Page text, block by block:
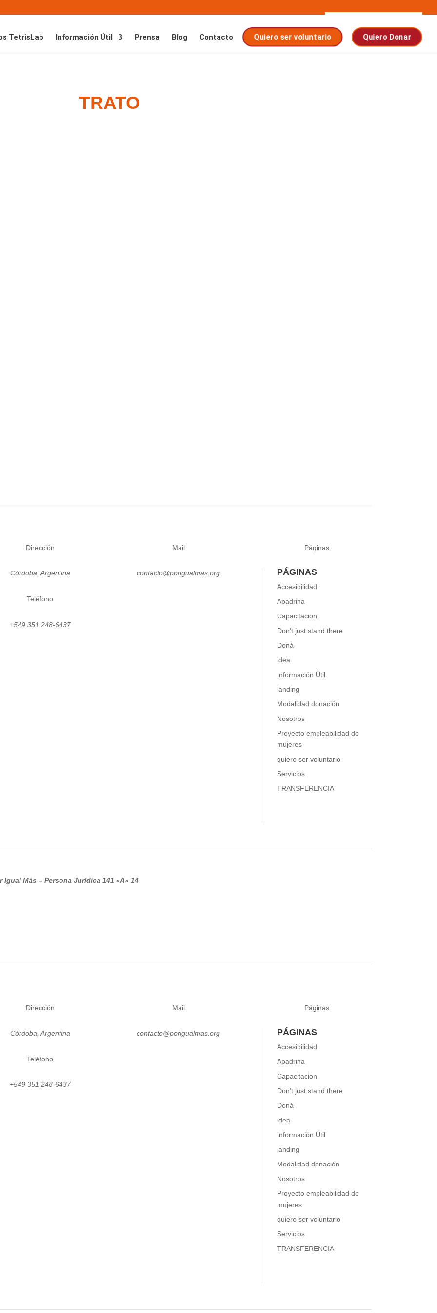
TetrisLab Información Útil Prensa Blog Contacto Quiero ser voluntario Quiero Donar
TRATO
Dirección
Córdoba, Argentina
Teléfono
+549 351 248-6437
Mail
contacto@porigualmas.org
Páginas
PÁGINAS
Accesibilidad
Apadrina
Capacitacion
Don’t just stand there
Doná
idea
Información Útil
landing
Modalidad donación
Nosotros
Proyecto empleabilidad de
mujeres
quiero ser voluntario
Servicios
TRANSFERENCIA
Igual Más – PersonaJurídica 141 «A» 14
Dirección
Córdoba, Argentina
Teléfono
+549 351 248-6437
Mail
contacto@porigualmas.org
Páginas
PÁGINAS
Accesibilidad
Apadrina
Capacitacion
Don’t just stand there
Doná
idea
Información Útil
landing
Modalidad donación
Nosotros
Proyecto empleabilidad de
mujeres
quiero ser voluntario
Servicios
TRANSFERENCIA